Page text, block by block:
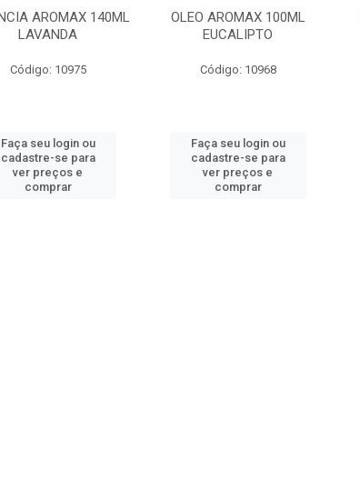
AROMAX 140ML
LAVANDA
Código: 10975
Faça seu login ou
cadastre-se para
ver preços e
comprar
OLEO AROMAX 100ML
EUCALIPTO
Código: 10968
Faça seu login ou
cadastre-se para
ver preços e
comprar